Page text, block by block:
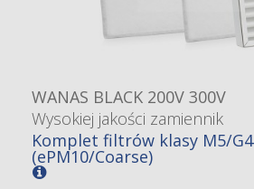
WANAS BLACK 200V 300V
Wysokiej jakości zamiennik
Komplet filtrów klasy M5/G4
(ePM10/Coarse)